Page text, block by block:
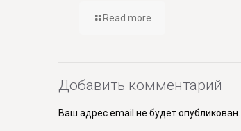
Read more
Добавить комментарий
Ваш адрес email не будет опубликован.